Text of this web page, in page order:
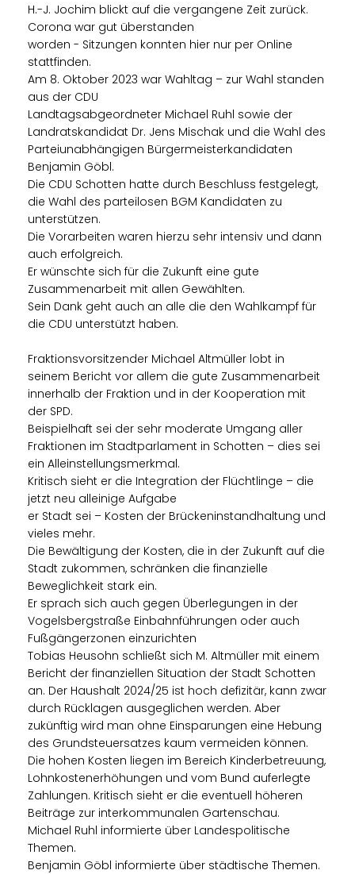
H.-J. Jochim blickt auf die vergangene Zeit zurück.
Corona war gut überstanden
worden - Sitzungen konnten hier nur per Online
stattfinden.
Am 8. Oktober 2023 war Wahltag – zur Wahl standen
aus der CDU
Landtagsabgeordneter Michael Ruhl sowie der
Landratskandidat Dr. Jens Mischak und die Wahl des
Parteiunabhängigen Bürgermeisterkandidaten
Benjamin Göbl.
Die CDU Schotten hatte durch Beschluss festgelegt,
die Wahl des parteilosen BGM Kandidaten zu
unterstützen.
Die Vorarbeiten waren hierzu sehr intensiv und dann
auch erfolgreich.
Er wünschte sich für die Zukunft eine gute
Zusammenarbeit mit allen Gewählten.
Sein Dank geht auch an alle die den Wahlkampf für
die CDU unterstützt haben.
Fraktionsvorsitzender Michael Altmüller lobt in
seinem Bericht vor allem die gute Zusammenarbeit
innerhalb der Fraktion und in der Kooperation mit
der SPD.
Beispielhaft sei der sehr moderate Umgang aller
Fraktionen im Stadtparlament in Schotten – dies sei
ein Alleinstellungsmerkmal.
Kritisch sieht er die Integration der Flüchtlinge – die
jetzt neu alleinige Aufgabe
er Stadt sei – Kosten der Brückeninstandhaltung und
vieles mehr.
Die Bewältigung der Kosten, die in der Zukunft auf die
Stadt zukommen, schränken die finanzielle
Beweglichkeit stark ein.
Er sprach sich auch gegen Überlegungen in der
Vogelsbergstraße Einbahnführungen oder auch
Fußgängerzonen einzurichten
Tobias Heusohn schließt sich M. Altmüller mit einem
Bericht der finanziellen Situation der Stadt Schotten
an. Der Haushalt 2024/25 ist hoch defizitär, kann zwar
durch Rücklagen ausgeglichen werden. Aber
zukünftig wird man ohne Einsparungen eine Hebung
des Grundsteuersatzes kaum vermeiden können.
Die hohen Kosten liegen im Bereich Kinderbetreuung,
Lohnkostenerhöhungen und vom Bund auferlegte
Zahlungen. Kritisch sieht er die eventuell höheren
Beiträge zur interkommunalen Gartenschau.
Michael Ruhl informierte über Landespolitische
Themen.
Benjamin Göbl informierte über städtische Themen.